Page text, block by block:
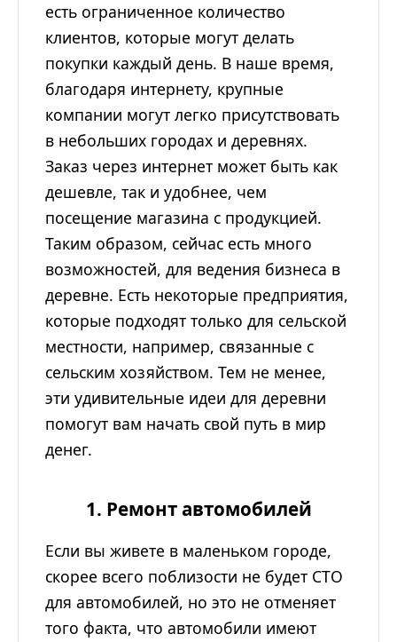
есть ограниченное количество
клиентов, которые могут делать
покупки каждый день. В наше время,
благодаря интернету, крупные
компании могут легко присутствовать
в небольших городах и деревнях.
Заказ через интернет может быть как
дешевле, так и удобнее, чем
посещение магазина с продукцией.
Таким образом, сейчас есть много
возможностей, для ведения бизнеса в
деревне. Есть некоторые предприятия,
которые подходят только для сельской
местности, например, связанные с
сельским хозяйством. Тем не менее,
эти удивительные идеи для деревни
помогут вам начать свой путь в мир
денег.
1. Ремонт автомобилей
Если вы живете в маленьком городе,
скорее всего поблизости не будет СТО
для автомобилей, но это не отменяет
того факта, что автомобили имеют